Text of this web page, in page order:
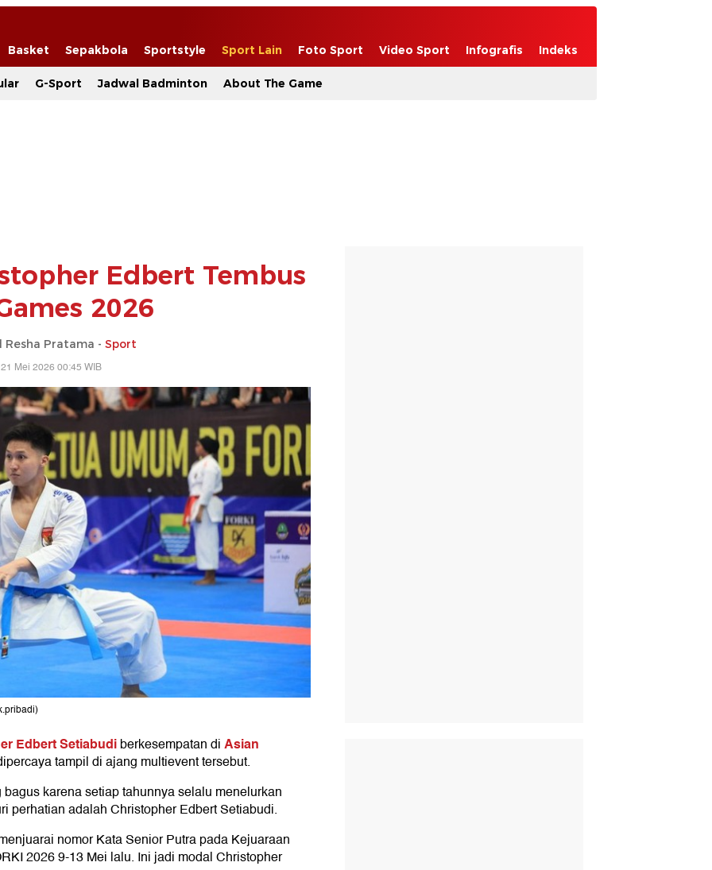
Basket Sepakbola Sportstyle Sport Lain Foto Sport Video Sport Infografis Indeks
G-Sport Jadwal Badminton About The Game
Edbert Tembus
2026
Resha Pratama - Sport
Mei 2026 00:45 WIB
Edbert Setiabudiberkesempatan diAsian
tampil di ajang multievent tersebut.
karena setiap tahunnya selalu menelurkan
perhatian adalah Christopher Edbert Setiabudi.
nomor Kata Senior Putra pada Kejuaraan
2026 9-13 Mei lalu. Ini jadi modal Christopher